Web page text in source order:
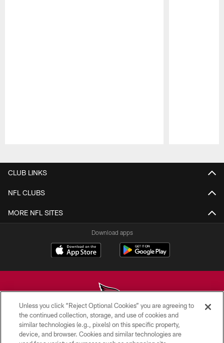
CLUB LINKS
NFL CLUBS
MORE NFL SITES
Download apps
© 2026 ARIZONA CARDINALS. ALL RIGHTS RESERVED.
Unless you click “Reject Optional Cookies” you are agreeing to
the continued collection, storage, and use of cookies and
similar technologies (e.g., pixels) on this specific property,
device, and browser. Cookies and similar technologies are